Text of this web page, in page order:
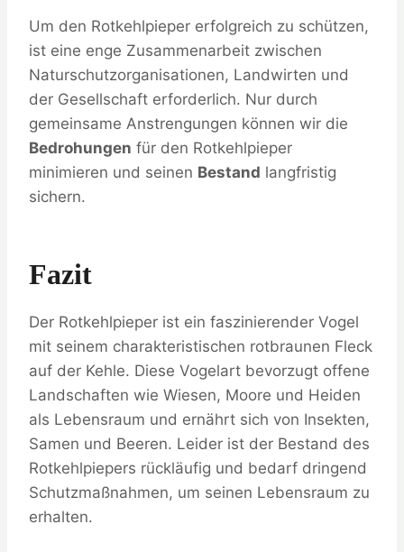
Um den Rotkehlpieper erfolgreich zu schützen,
ist eine enge Zusammenarbeit zwischen
Naturschutzorganisationen, Landwirten und
der Gesellschaft erforderlich. Nur durch
gemeinsame Anstrengungen können wir die
Bedrohungen für den Rotkehlpieper
minimieren und seinen Bestand langfristig
sichern.
Fazit
Der Rotkehlpieper ist ein faszinierender Vogel
mit seinem charakteristischen rotbraunen Fleck
auf der Kehle. Diese Vogelart bevorzugt offene
Landschaften wie Wiesen, Moore und Heiden
als Lebensraum und ernährt sich von Insekten,
Samen und Beeren. Leider ist der Bestand des
Rotkehlpiepers rückläufig und bedarf dringend
Schutzmaßnahmen, um seinen Lebensraum zu
erhalten.